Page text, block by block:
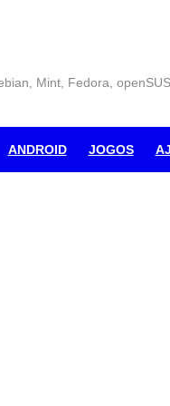
Mint, Fedora,
ANDROID JOGOS